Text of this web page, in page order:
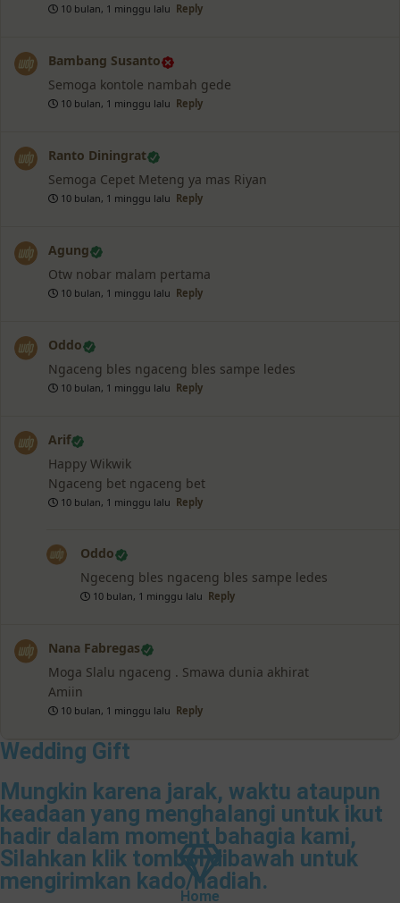
10 bulan, 1 minggu lalu Reply
Bambang Susanto
Semoga kontole nambah gede
10 bulan, 1 minggu lalu Reply
Ranto Diningrat
Semoga Cepet Meteng ya mas Riyan
10 bulan, 1 minggu lalu Reply
Agung
Otw nobar malam pertama
10 bulan, 1 minggu lalu Reply
Oddo
Ngaceng bles ngaceng bles sampe ledes
10 bulan, 1 minggu lalu Reply
Arif
Happy Wikwik
Ngaceng bet ngaceng bet
10 bulan, 1 minggu lalu Reply
Oddo
Ngeceng bles ngaceng bles sampe ledes
10 bulan, 1 minggu lalu Reply
Nana Fabregas
Moga Slalu ngaceng . Smawa dunia akhirat
Amiin
10 bulan, 1 minggu lalu Reply
Wedding Gift
Mungkin karena jarak, waktu ataupun
keadaan yang menghalangi untuk ikut
hadir dalam moment bahagia kami,
Silahkan klik tombol dibawah untuk
mengirimkan kado/hadiah.
Home